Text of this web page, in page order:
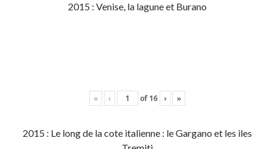
2015 : Venise, la lagune et Burano
« ‹ of 16 › »
2015 : Le long de la cote italienne : le Gargano et les iles